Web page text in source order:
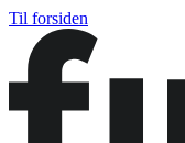
Til forsiden